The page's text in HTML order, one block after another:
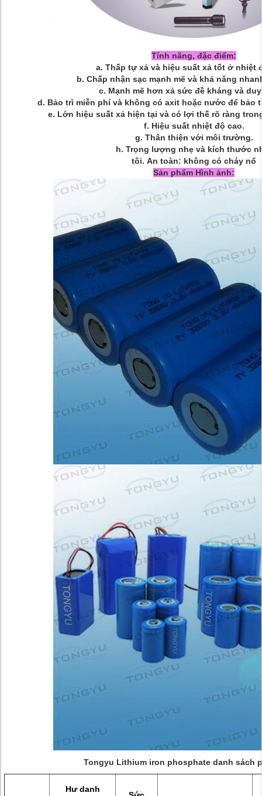
Tính năng, đặc điểm:
a. Thấp tự xả và hiệu suất xả tốt ở nhiệt
b. Chấp nhận sạc mạnh mẽ và khả năng
c. Mạnh mẽ hơn xả sức đề kháng và
d. Bảo trì miễn phí và không có axit hoặc nước để bảo
e. Lớn hiệu suất xả hiện tại và có lợi thế rõ ràng
f. Hiệu suất nhiệt độ cao.
g. Thân thiện với môi trường.
h. Trọng lượng nhẹ và kích thước
tôi. An toàn: không có cháy nổ
Sản phẩm Hình ảnh:
Tongyu Lithium iron phosphate danh sách
Hư danh